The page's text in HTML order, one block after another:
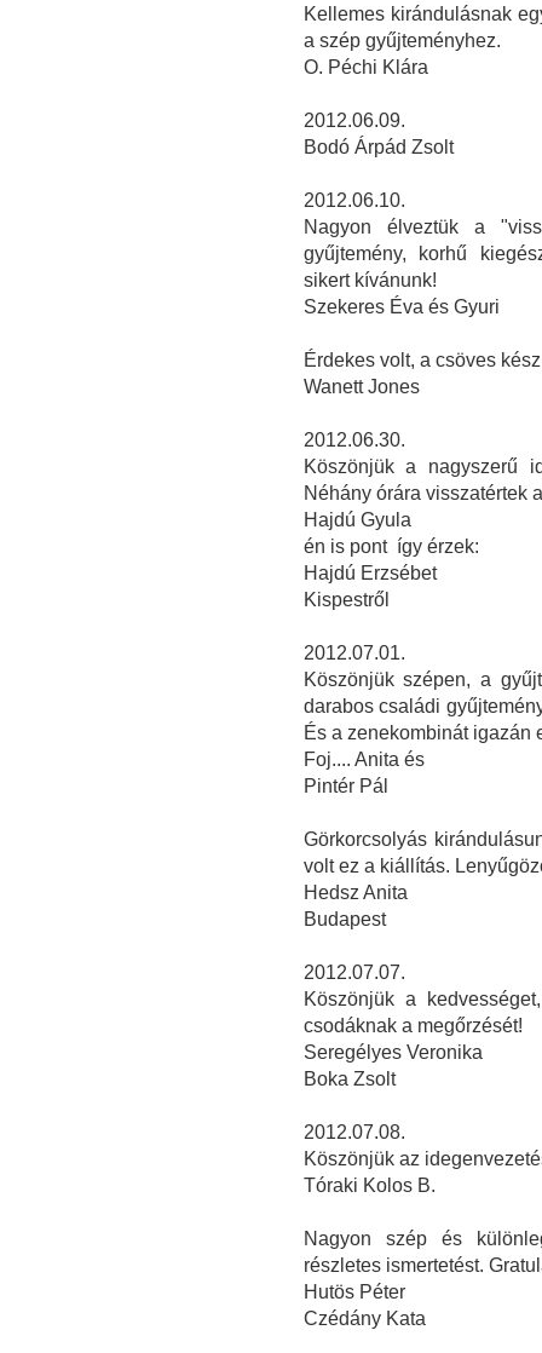
Kellemes kirándulásnak
a szép gyűjteményhez.
O. Péchi Klára
2012.06.09.
Bodó Árpád Zsolt
2012.06.10.
Nagyon élveztük a
gyűjtemény, korhű
sikert kívánunk!
Szekeres Éva és Gyuri
Érdekes volt, a csöves
Wanett Jones
2012.06.30.
Köszönjük a nagyszerű
Néhány órára visszatértek
Hajdú Gyula
én is pont így érzek:
Hajdú Erzsébet
Kispestről
2012.07.01.
Köszönjük szépen, a
darabos családi
És a zenekombinát igazán
Foj.... Anita és
Pintér Pál
Görkorcsolyás
volt ez a kiállítás.
Hedsz Anita
Budapest
2012.07.07.
Köszönjük a
csodáknak a megőrzését!
Seregélyes Veronika
Boka Zsolt
2012.07.08.
Köszönjük az
Tóraki Kolos B.
Nagyon szép és
részletes ismertetést.
Hutös Péter
Czédány Kata